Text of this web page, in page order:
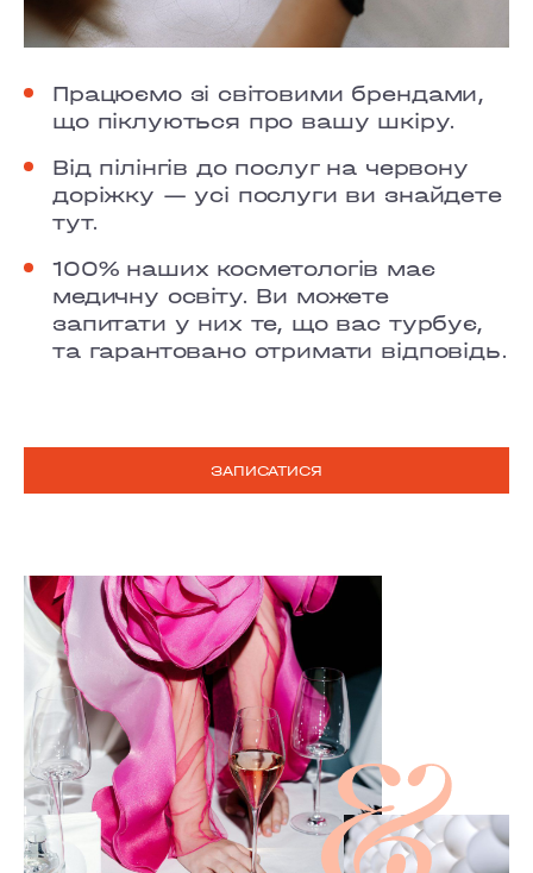
Працюємо зі світовими брендами,
що піклуються про вашу шкіру.
Від пілінгів до послуг на червону
доріжку — усі послуги ви знайдете
тут.
100% наших косметологів має
медичну освіту. Ви можете
запитати у них те, що вас турбує,
та гарантовано отримати відповідь.
ЗАПИСАТИСЯ